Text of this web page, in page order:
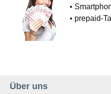
•
• prepaid-
Über uns